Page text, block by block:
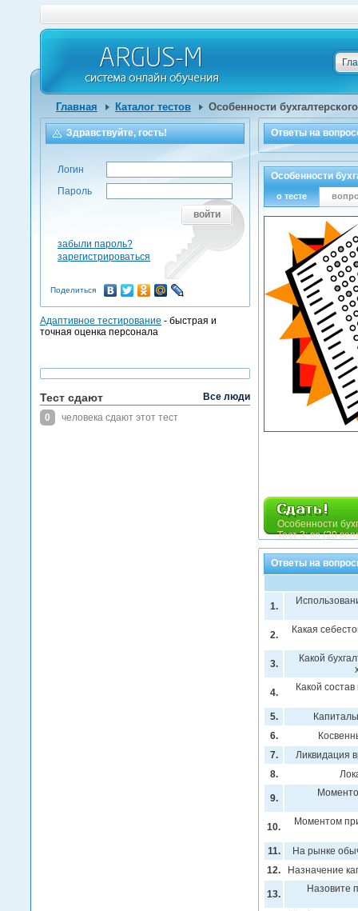
Главная Каталог тестов Особенности
Ответы на
Особенности
о тесте
Особенности
Тест 3: во (20
Ответы на
1.
2. Какая
3.
Какой
4. Какой
5.
6.
7.
Ликвидация
8.
9.
10. Моментом
11.
На рынке
12.
Назначение
13. Назовите
Здравствуйте, гость!
Логин
Пароль
войти
забыли пароль?
зарегистрироваться
Поделиться
Адаптивное тестирование - быстрая и
точная оценка персонала
Тест сдают
Все люди
0
человека сдают этот тест